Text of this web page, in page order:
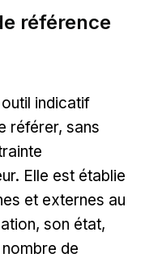
référence
indicatif
référer, sans
Elle est établie
et externes au
son état,
de